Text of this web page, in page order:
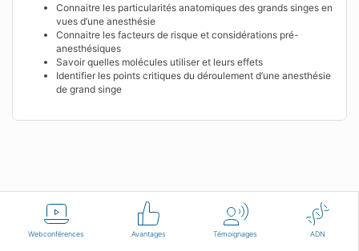
Webconférences Avantages Témoignages ADN
Connaitre les particularités anatomiques des grands singes en
vues d’une anesthésie
Connaitre les facteurs de risque et considérations pré-
anesthésiques
Savoir quelles molécules utiliser et leurs effets
Identifier les points critiques du déroulement d’une anesthésie
de grand singe
Conditions d'utilisation